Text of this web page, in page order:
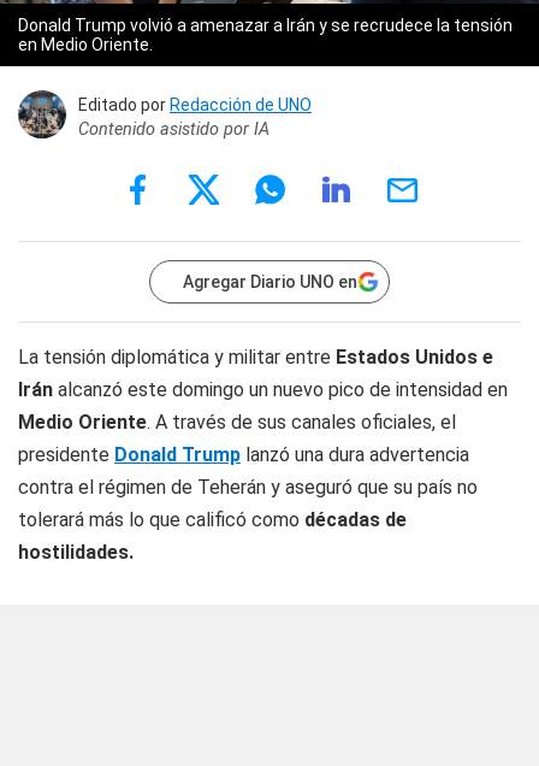
Donald Trump volvió a amenazar a Irán y se recrudece la tensión
en Medio Oriente.
Editado porRedacción de UNO
Contenido asistido por IA
Agregar Diario UNO en
La tensión diplomática y militar entre Estados Unidos e
Irán alcanzó este domingo un nuevo pico de intensidad en
Medio Oriente. A través de sus canales oficiales, el
presidente Donald Trump lanzó una dura advertencia
contra el régimen de Teherán y aseguró que su país no
tolerará más lo que calificó como décadas de
hostilidades.